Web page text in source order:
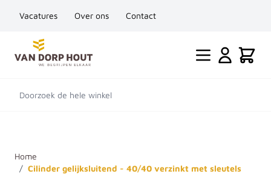
Vacatures Over ons Contact
Ga naar de inhoud
Cart
Doorzoek de hele winkel
Home
/ Cilinder gelijksluitend - 40/40 verzinkt met sleutels